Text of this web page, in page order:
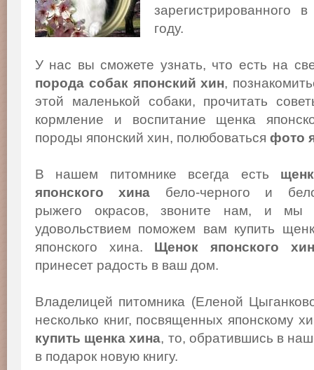
году.
У нас вы сможете узнать, что есть на
порода собак японский хин,
этой маленькой собаки, прочитать
кормление и воспитание щенка
породы японский хин, полюбоваться фото
В нашем питомнике всегда есть
японского хина бело-черного и
рыжего окрасов, звоните нам, и мы
удовольствием поможем вам купить
японского хина. Щенок японского
принесет радость в ваш дом.
Владелицей питомника (Еленой
несколько книг, посвященных японскому
купить щенка хина, то, обратившись в
в подарок новую книгу.